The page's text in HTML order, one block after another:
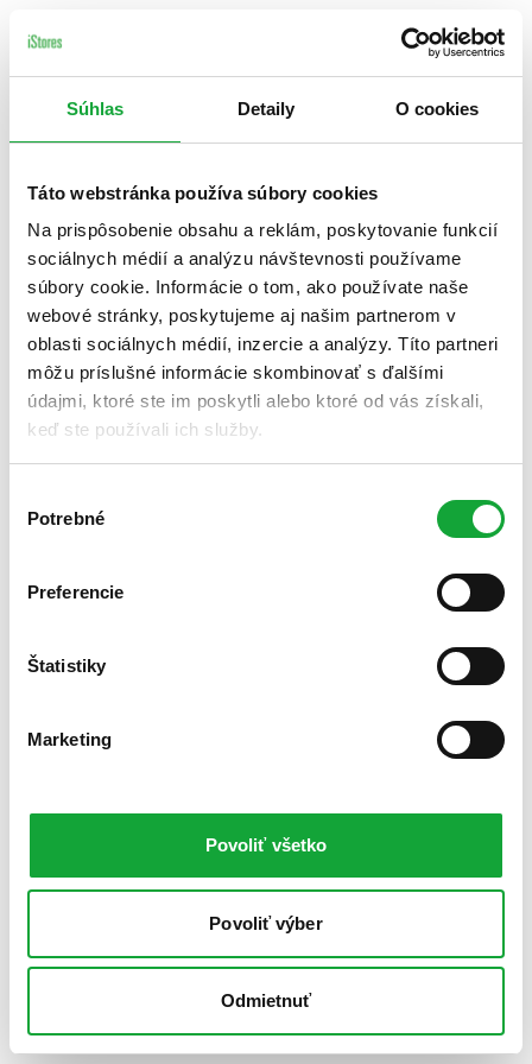
Súhlas Detaily O cookies
Táto webstránka používa súbory cookies
Na prispôsobenie obsahu a reklám, poskytovanie funkcií
sociálnych médií a analýzu návštevnosti používame
súbory cookie. Informácie o tom, ako používate naše
webové stránky, poskytujeme aj našim partnerom v
oblasti sociálnych médií, inzercie a analýzy. Títo partneri
môžu príslušné informácie skombinovať s ďalšími
údajmi, ktoré ste im poskytli alebo ktoré od vás získali,
keď ste používali ich služby.
súhlasu
Potrebné
Preferencie
Štatistiky
Marketing
Povoliť všetko
Povoliť výber
Odmietnuť